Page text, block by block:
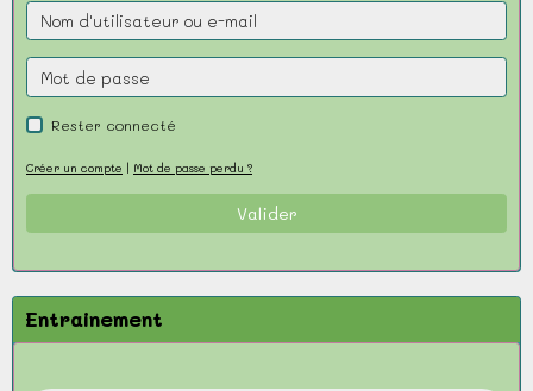
Rester connecté
Créer un compte | Mot de passe perdu ?
Valider
Entrainement